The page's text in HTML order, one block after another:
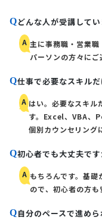
Qどんな人が受講してい
A 主に事務職・営業
パーソンの方々にご
Q仕事で必要なスキル
A はい。必要なスキル
す。Excel、VBA、
個別カウンセリング
Q初心者でも大丈夫です
A もちろんです。基
ので、初心者の方も
Q自分のペースで進めら